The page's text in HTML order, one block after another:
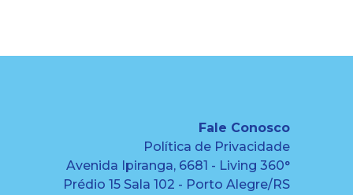
Fale Conosco
Política de Privacidade
Avenida Ipiranga, 6681 - Living 360°
Prédio 15 Sala 102 - Porto Alegre/RS